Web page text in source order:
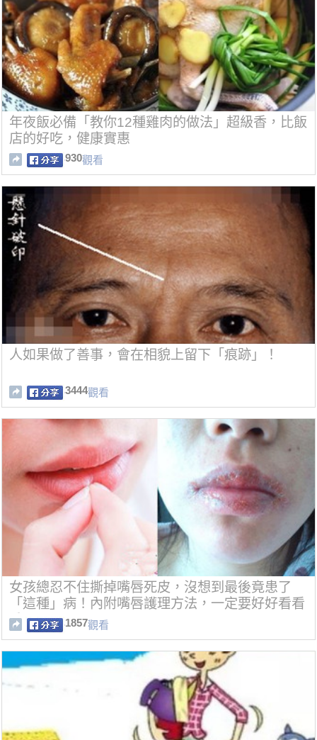
年夜飯必備「教你12種雞肉的做法」超級香，比飯
店的好吃，健康實惠
930觀看
人如果做了善事，會在相貌上留下「痕跡」！
3444觀看
女孩總忍不住撕掉嘴唇死皮，沒想到最後竟患了
「這種」病！內附嘴唇護理方法，一定要好好看看
哦！！
1857觀看